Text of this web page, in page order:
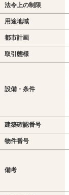
法令上の制限
用途地域
都市計画
取引態様
設備・条件
建築確認番号
物件番号
備考